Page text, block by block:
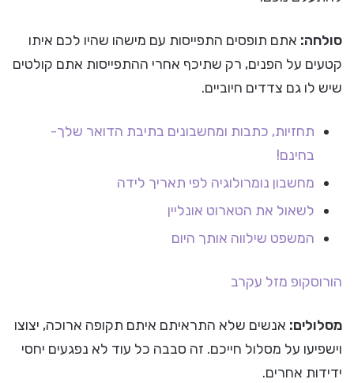
סולחה: אתם תופסים התפייסות עם מישהו שהיו לכם איתו
קטעים על הפנים, רק שתיכף אחרי ההתפייסות אתם קולטים
שיש לו גם צדדים חיוביים.
תחזיות, כתבות ומחשבונים בתיבת הדואר שלך-
בחינם!
מחשבון נומרולוגיה לפי תאריך לידה
לשאול את הטארוט אונליין
המשפט שילווה אותך היום
הורוסקופ מזל עקרב
מסלולים: אנשים שלא התראיתם איתם תקופה ארוכה, יצוצו
וישפיעו על מסלול חייכם. זה סבבה כל עוד לא נפגעים יחסי
ידידות אחרים.